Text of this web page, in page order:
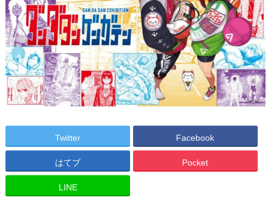
Twitter Facebook
はてブ Pocket
LINE